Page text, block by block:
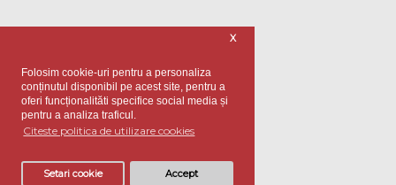
Folosim cookie-uri pentru a personaliza
conținutul disponibil pe acest site, pentru a
oferi funcționalităti specifice social media și
pentru a analiza traficul.
Citeste politica de utilizare cookies
X
Setari cookie Accept
Contact
Informatii client
Branduri